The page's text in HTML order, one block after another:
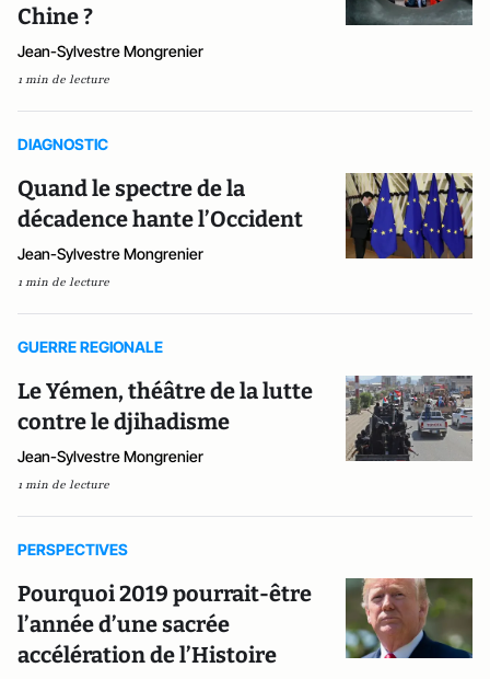
Chine ?
Jean-Sylvestre Mongrenier
1 min de lecture
DIAGNOSTIC
Quand le spectre de la
décadence hante l’Occident
Jean-Sylvestre Mongrenier
1 min de lecture
GUERRE REGIONALE
Le Yémen, théâtre de la lutte
contre le djihadisme
Jean-Sylvestre Mongrenier
1 min de lecture
PERSPECTIVES
Pourquoi 2019 pourrait-être
l’année d’une sacrée
accélération de l’Histoire